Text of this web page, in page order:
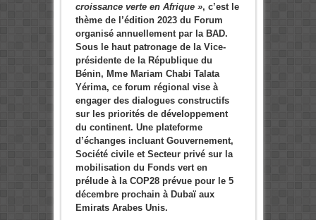
croissance verte en Afrique », c’est le
thème de l’édition 2023 du Forum
organisé annuellement par la BAD.
Sous le haut patronage de la Vice-
présidente de la République du
Bénin, Mme Mariam Chabi Talata
Yérima, ce forum régional vise à
engager des dialogues constructifs
sur les priorités de développement
du continent. Une plateforme
d’échanges incluant Gouvernement,
Société civile et Secteur privé sur la
mobilisation du Fonds vert en
prélude à la COP28 prévue pour le 5
décembre prochain à Dubaï aux
Emirats Arabes Unis.